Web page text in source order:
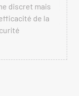
discret mais
de la